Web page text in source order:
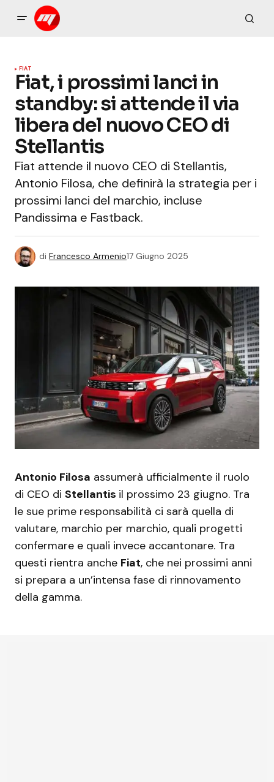
FIAT
Fiat, i prossimi lanci in
standby: si attende il via
libera del nuovo CEO di
Stellantis
Fiat attende il nuovo CEO di Stellantis,
Antonio Filosa, che definirà la strategia per i
prossimi lanci del marchio, incluse
Pandissima e Fastback.
di Francesco Armenio17 Giugno 2025
Antonio Filosa assumerà ufficialmente il ruolo
di CEO di Stellantis il prossimo 23 giugno. Tra
le sue prime responsabilità ci sarà quella di
valutare, marchio per marchio, quali progetti
confermare e quali invece accantonare. Tra
questi rientra anche Fiat, che nei prossimi anni
si prepara a un’intensa fase di rinnovamento
della gamma.